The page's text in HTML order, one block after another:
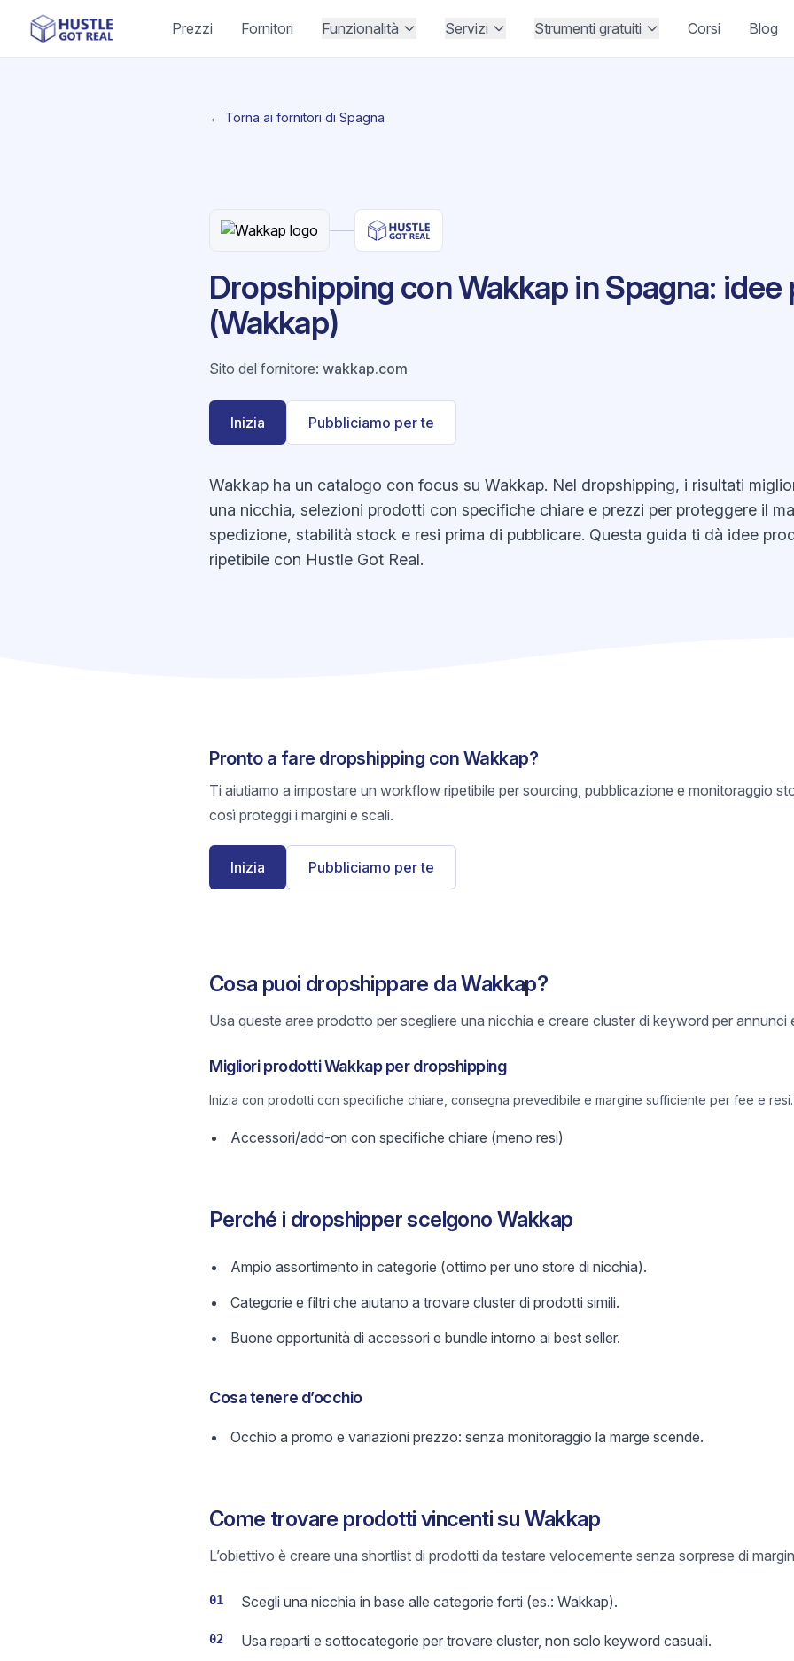
Prezzi Fornitori Funzionalità Servizi Strumenti gratuiti Corsi Blog
← Torna ai fornitori di Spagna
Dropshipping con Wakkap in Spagna:
(Wakkap)
Sito del fornitore: wakkap.com
Inizia Pubbliciamo per te
Wakkap ha un catalogo con focus su Wakkap. Nel dropshipping, i risultati
una nicchia, selezioni prodotti con specifiche chiare e prezzi per proteggere il
spedizione, stabilità stock e resi prima di pubblicare. Questa guida ti dà idee
ripetibile con Hustle Got Real.
Pronto a fare dropshipping con Wakkap?
Ti aiutiamo a impostare un workflow ripetibile per sourcing, pubblicazione e monitoraggio
così proteggi i margini e scali.
Inizia Pubbliciamo per te
Cosa puoi dropshippare da Wakkap?
Usa queste aree prodotto per scegliere una nicchia e creare cluster di keyword per annunci
Migliori prodotti Wakkap per dropshipping
Inizia con prodotti con specifiche chiare, consegna prevedibile e margine sufficiente per fee e resi.
Accessori/add-on con specifiche chiare (meno resi)
Perché i dropshipper scelgono Wakkap
Ampio assortimento in categorie (ottimo per uno store di nicchia).
Categorie e filtri che aiutano a trovare cluster di prodotti simili.
Buone opportunità di accessori e bundle intorno ai best seller.
Cosa tenere d’occhio
Occhio a promo e variazioni prezzo: senza monitoraggio la marge scende.
Come trovare prodotti vincenti su Wakkap
L’obiettivo è creare una shortlist di prodotti da testare velocemente senza sorprese di
01 Scegli una nicchia in base alle categorie forti (es.: Wakkap).
02 Usa reparti e sottocategorie per trovare cluster, non solo keyword casuali.